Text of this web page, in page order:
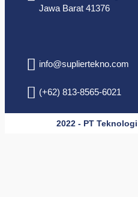
Jawa Barat 41376
info@supliertekno.com
(+62) 813-8565-6021
2022 - PT